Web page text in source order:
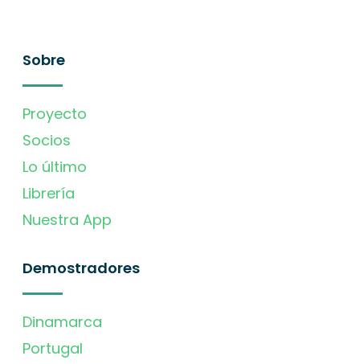
Sobre
Proyecto
Socios
Lo último
Librería
Nuestra App
Demostradores
Dinamarca
Portugal